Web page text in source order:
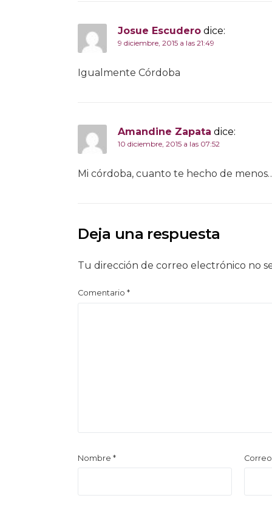
Josue Escudero dice:
9 diciembre, 2015 a las 21:49
Igualmente Córdoba
Amandine Zapata dice:
10 diciembre, 2015 a las 07:52
Mi córdoba, cuanto te hecho de
Deja una respuesta
Tu dirección de correo electrónico no
Comentario*
Nombre*